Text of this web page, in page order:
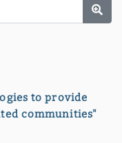
to provide
communities"